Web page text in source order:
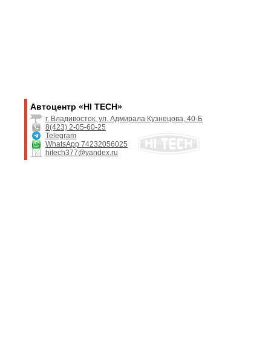
Автоцентр «HI TECH»
г. Владивосток, ул. Адмирала Кузнецова, 40-Б
8(423) 2-05-60-25
Telegram
WhatsApp 74232056025
hitech377@yandex.ru